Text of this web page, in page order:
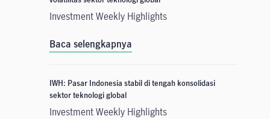
Investment Weekly Highlights
Baca selengkapnya
IWH: Pasar Indonesia stabil di tengah konsolidasi
sektor teknologi global
Investment Weekly Highlights